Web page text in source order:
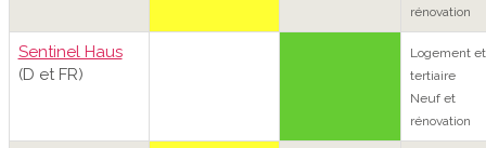
rénovation
Sentinel Haus
(D et FR)
Logement et
tertiaire
Neuf et
rénovation